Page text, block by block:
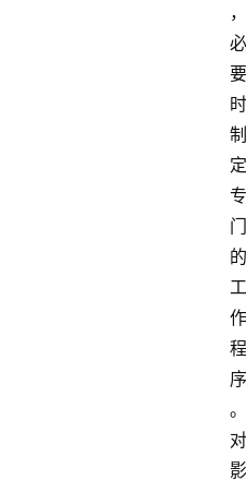
，
必
要
时
制
定
专
门
的
工
作
程
序
。
对
影